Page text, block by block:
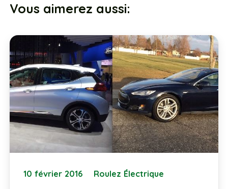
Vous aimerez aussi:
10 février 2016 Roulez Électrique